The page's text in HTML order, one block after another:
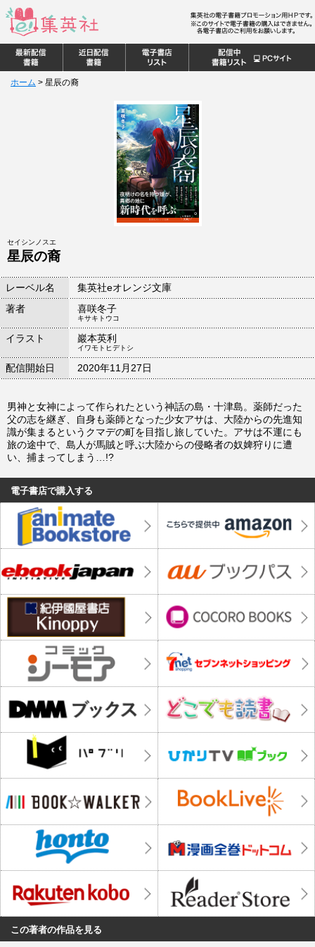
ホーム > 星辰の裔
セイシンノスエ
星辰の裔
レーベル名
集英社eオレンジ文庫
著者
喜咲冬子
キサキトウコ
イラスト 巖本英利
イワモトヒデトシ
配信開始日 2020年11月27日
男神と女神によって作られたという神話の島・十津島。薬師だった
父の志を継ぎ、自身も薬師となった少女アサは、大陸からの先進知
識が集まるというクマデの町を目指し旅していた。アサは不運にも
旅の途中で、島人が馬賊と呼ぶ大陸からの侵略者の奴婢狩りに遭
い、捕まってしまう…!?
電子書店で購入する
この著者の作品を見る